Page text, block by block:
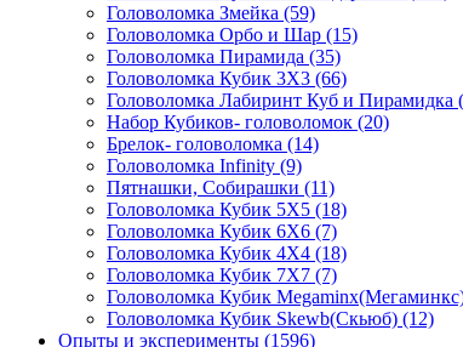
Головоломка Змейка (59)
Головоломка Орбо и Шар (15)
Головоломка Пирамида (35)
Головоломка Кубик 3Х3 (66)
Головоломка Лабиринт Куб и Пирамидка
Набор Кубиков- головоломок (20)
Брелок- головоломка (14)
Головоломка Infinity (9)
Пятнашки, Собирашки (11)
Головоломка Кубик 5Х5 (18)
Головоломка Кубик 6Х6 (7)
Головоломка Кубик 4Х4 (18)
Головоломка Кубик 7Х7 (7)
Головоломка Кубик
Головоломка Кубик Skewb(Скьюб) (12)
Опыты и эксперименты (1596)